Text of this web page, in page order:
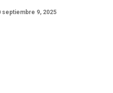
septiembre 9, 2025